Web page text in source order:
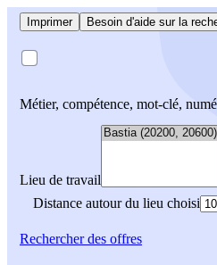
Imprimer Besoin d'aide sur la
Métier, compétence, mot-clé,
Lieu de travail
Distance autour du lieu choisi
Rechercherdes offres